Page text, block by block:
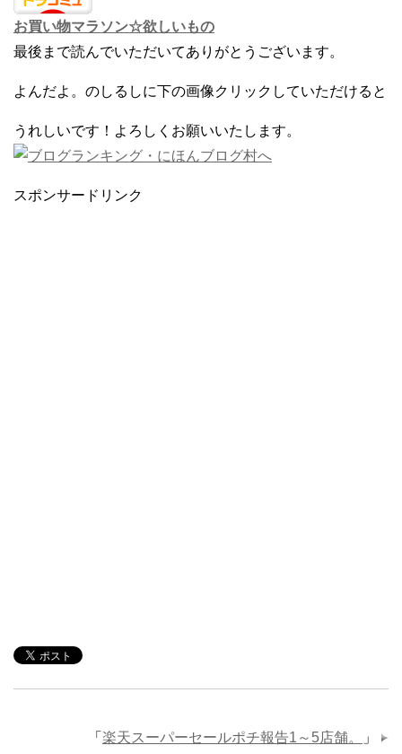
お買い物マラソン☆欲しいもの
最後まで読んでいただいてありがとうございます。
よんだよ。のしるしに下の画像クリックしていただけると
うれしいです！よろしくお願いいたします。
スポンサードリンク
「 楽天スーパーセールポチ報告1～5店舗。 」